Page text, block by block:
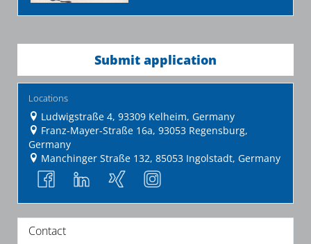
Submit application
Locations
Ludwigstraße 4, 93309 Kelheim, Germany
Franz-Mayer-Straße 16a, 93053 Regensburg,
Germany
Manchinger Straße 132, 85053 Ingolstadt, Germany
Contact